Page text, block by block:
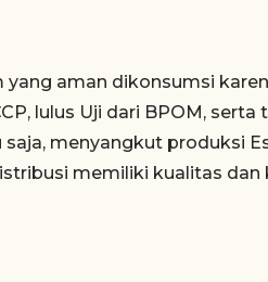
aman dikonsumsi
lulus Uji dari BPOM,
saja, menyangkut produksi
memiliki kualitas dan